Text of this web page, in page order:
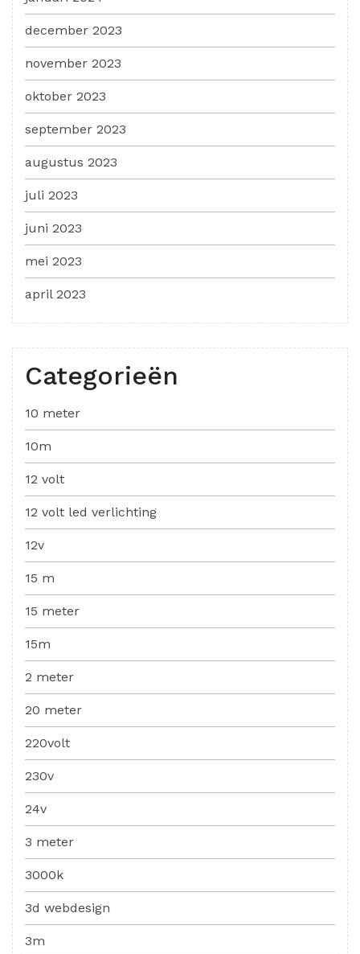
december 2023
november 2023
oktober 2023
september 2023
augustus 2023
juli 2023
juni 2023
mei 2023
april 2023
Categorieën
10 meter
10m
12 volt
12 volt led verlichting
12v
15 m
15 meter
15m
2 meter
20 meter
220volt
230v
24v
3 meter
3000k
3d webdesign
3m